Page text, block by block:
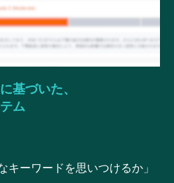
基づいた、
ム
キーワードを思いつけるか」